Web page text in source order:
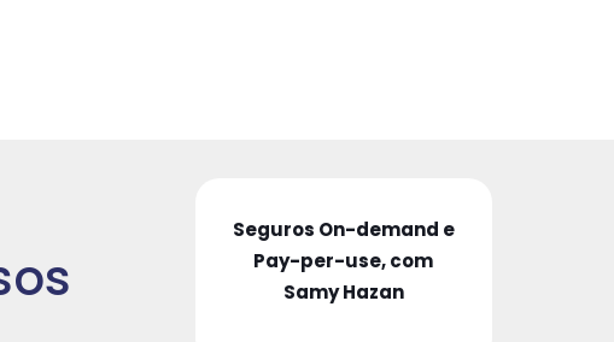
Seguros On-demand e
Pay-per-use, com
Samy Hazan